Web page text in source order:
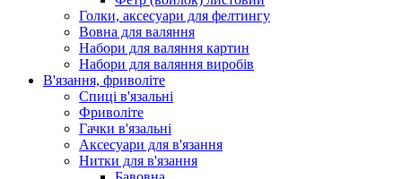
Голки, аксесуари для фелтингу
Вовна для валяння
Набори для валяння картин
Набори для валяння виробів
В'язання, фриволіте
Спиці в'язальні
Фриволіте
Гачки в'язальні
Аксесуари для в'язання
Нитки для в'язання